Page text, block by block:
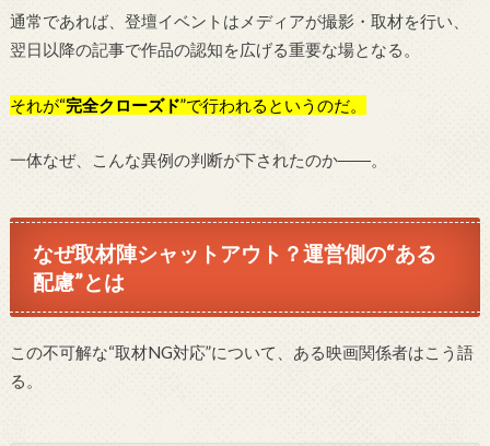
通常であれば、登壇イベントはメディアが撮影・取材を行い、
翌日以降の記事で作品の認知を広げる重要な場となる。
それが“完全クローズド”で行われるというのだ。
一体なぜ、こんな異例の判断が下されたのか――。
なぜ取材陣シャットアウト？運営側の“ある
配慮”とは
この不可解な“取材NG対応”について、ある映画関係者はこう語
る。